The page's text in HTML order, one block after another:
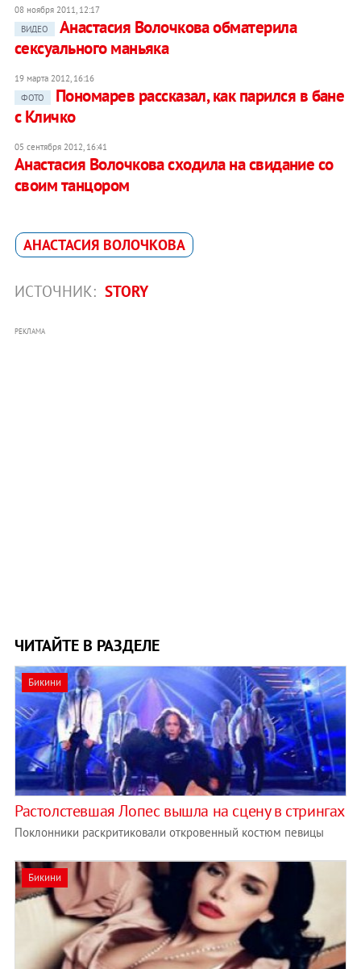
08 ноября 2011, 12:17
ВИДЕО
Анастасия Волочкова обматерила
сексуального маньяка
19 марта 2012, 16:16
ФОТО
Пономарев рассказал, как парился в бане
с Кличко
05 сентября 2012, 16:41
Анастасия Волочкова сходила на свидание со
своим танцором
АНАСТАСИЯ ВОЛОЧКОВА
ИСТОЧНИК: STORY
РЕКЛАМА
ЧИТАЙТЕ В РАЗДЕЛЕ
Бикини
Растолстевшая Лопес вышла на сцену в стрингах
Поклонники раскритиковали откровенный костюм певицы
Бикини